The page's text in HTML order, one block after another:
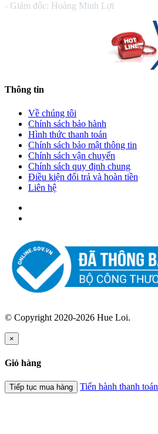
- Giám đốc: Hoàng Minh Lợi
Thông tin
Về chúng tôi
Chính sách bảo hành
Hình thức thanh toán
Chính sách bảo mật thông tin
Chính sách vận chuyển
Chính sách quy định chung
Điều kiện đổi trả và hoàn tiền
Liên hệ
© Copyright 2020-2026 Hue Loi.
×
Giỏ hàng
Tiếp tục mua hàng Tiến hành thanh toán